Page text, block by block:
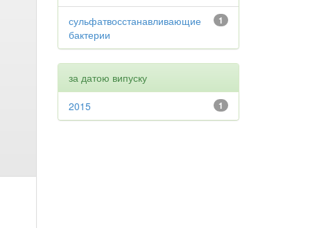
1
сульфатвосстанавливающие
бактерии
за датою випуску
1
2015